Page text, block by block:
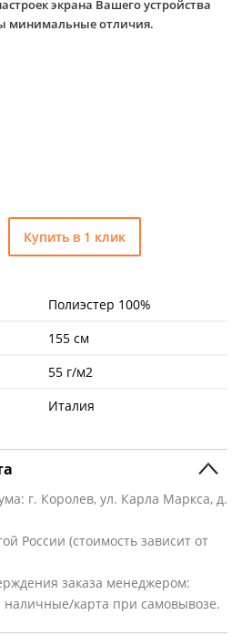
экрана Вашего устройства
минимальные отличия.
Купить в 1 клик
Полиэстер 100%
155 см
55 г/м2
Италия
г. Королев, ул. Карла Маркса, д.
России (стоимость зависит от
заказа менеджером:
наличные/карта при самовывозе.